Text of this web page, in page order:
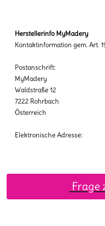
Herstellerinfo MyMadery
Kontaktinformation gem. Art.
Postanschrift:
MyMadery
Waldstraße 12
7222 Rohrbach
Österreich
Elektronische Adresse:
Frage